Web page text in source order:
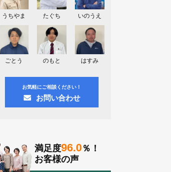
神奈川県川崎市A様よりお問い合わせ
頂きました。ありがとう御座います！
群馬県高崎市E様よりお問い合わせ頂
きました。ありがとう御座います！
2026.08.02
東京都練馬区K様よりお問い合わせ頂
うちやま たぐち いのうえ
ごとう のもと はすみ
お気軽にご相談ください！
お問い合わせ
満足度96.0％！
お客様の声